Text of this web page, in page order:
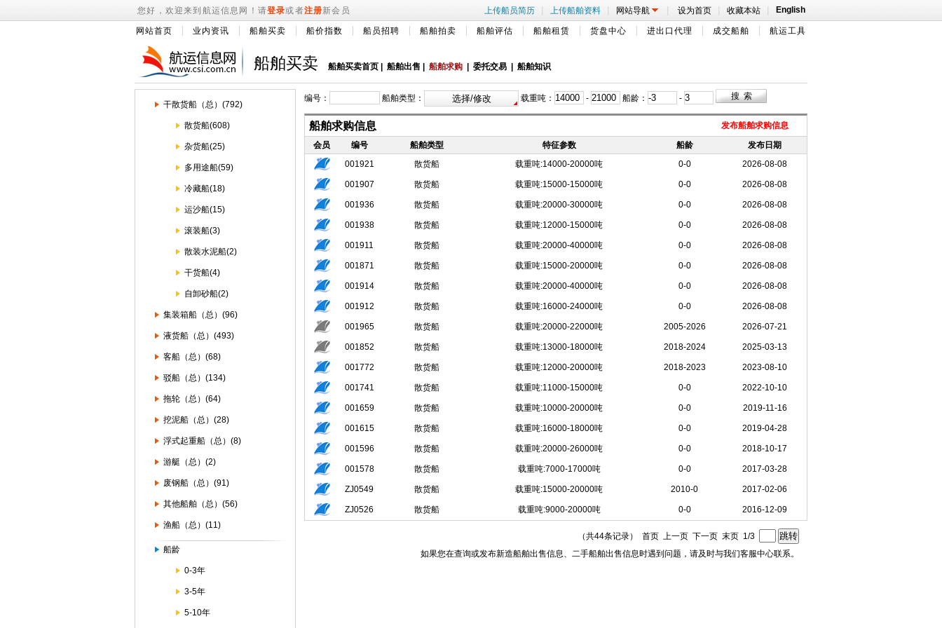
您好，欢迎来到航运信息网！请登录或者注册新会员 上传船员简历 | 上传船舶资料 | 网站导航 | 设为首页 | 收藏本站 | English
网站首页 业内资讯 船舶买卖 船价指数 船员招聘 船舶拍卖 船舶评估 船舶租赁 货盘中心 进出口代理 成交船舶 航运工具
船舶买卖 船舶买卖首页 船舶出售 船舶求购 委托交易 船舶知识
干散货船（总）(792)
散货船(608)
杂货船(25)
多用途船(59)
冷藏船(18)
运沙船(15)
滚装船(3)
散装水泥船(2)
干货船(4)
自卸砂船(2)
集装箱船（总）(96)
液货船（总）(493)
客船（总）(68)
驳船（总）(134)
拖轮（总）(64)
挖泥船（总）(28)
浮式起重船（总）(8)
游艇（总）(2)
废钢船（总）(91)
其他船舶（总）(56)
渔船（总）(11)
船龄
0-3年
3-5年
5-10年
编号： 船舶类型： 载重吨： - 船龄： -
船舶求购信息
发布船舶求购信息
会员
编号 船舶类型 特征参数 船龄
发布日期
001921
散货船 载重吨:14000-20000吨 0-0 2026-08-08
001907 散货船 载重吨:15000-15000吨 0-0 2026-08-08
001936 散货船 载重吨:20000-30000吨 0-0 2026-08-08
001938 散货船 载重吨:12000-15000吨 0-0 2026-08-08
001911 散货船 载重吨:20000-40000吨 0-0 2026-08-08
001871 散货船 载重吨:15000-20000吨 0-0 2026-08-08
001914 散货船 载重吨:20000-40000吨 0-0 2026-08-08
001912 散货船 载重吨:16000-24000吨 0-0 2026-08-08
001965 散货船 载重吨:20000-22000吨 2005-2026 2026-07-21
001852 散货船 载重吨:13000-18000吨 2018-2024 2025-03-13
001772 散货船 载重吨:12000-20000吨 2018-2023 2023-08-10
001741 散货船 载重吨:11000-15000吨 0-0 2022-10-10
001659 散货船 载重吨:10000-20000吨 0-0 2019-11-16
001615 散货船 载重吨:16000-18000吨 0-0 2019-04-28
001596 散货船 载重吨:20000-26000吨 0-0 2018-10-17
001578 散货船 载重吨:7000-17000吨 0-0 2017-03-28
ZJ0549 散货船 载重吨:15000-20000吨 2010-0 2017-02-06
ZJ0526 散货船 载重吨:9000-20000吨 0-0 2016-12-09
（共44条记录） 首页 上一页 下一页 末页 1/3
如果您在查询或发布新造船舶出售信息、二手船舶出售信息时遇到问题，请及时与我们客服中心联系。